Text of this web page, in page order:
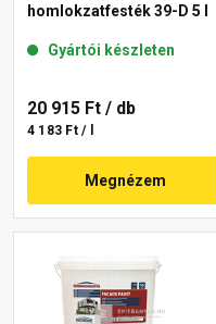
homlokzatfesték 39-D 5 l
Gyártói készleten
20 915 Ft / db
4 183 Ft / l
Megnézem